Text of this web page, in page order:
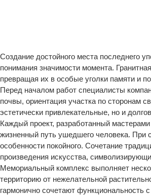
Создание достойного места последнего
понимания значимости момента.
превращая их в особые уголки памяти и
Перед началом работ специалисты
почвы, ориентация участка по сторонам
эстетически привлекательные, но и
Каждый проект, разработанный
жизненный путь ушедшего человека. При
особенности покойного. Сочетание
произведения искусства,
Мемориальный комплекс выполняет
территорию от нежелательной
гармонично сочетают